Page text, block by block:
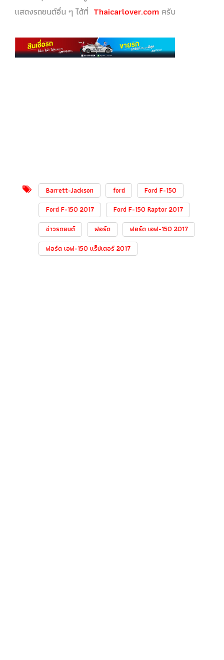
แสดงรถยนต์อื่น ๆ ได้ที่ Thaicarlover.comครับ
Barrett-Jackson ford
Ford F-150
Ford F-150 2017
Ford F-150 Raptor 2017
ข่าวรถยนต์
ฟอร์ด
ฟอร์ด เอฟ-150 2017
ฟอร์ด เอฟ-150 แร็ปเตอร์ 2017